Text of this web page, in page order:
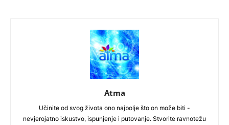
Atma
Učinite od svog života ono najbolje što on može biti -
nevjerojatno iskustvo, ispunjenje i putovanje. Stvorite ravnotežu